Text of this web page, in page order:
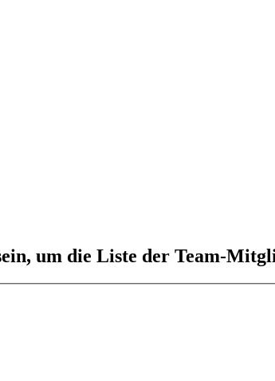
um die Liste der Team-